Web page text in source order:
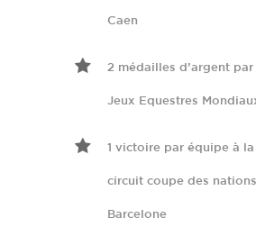
Caen
2 médailles d’argent
Jeux Equestres
1 victoire par équipe à
circuit coupe des
Barcelone